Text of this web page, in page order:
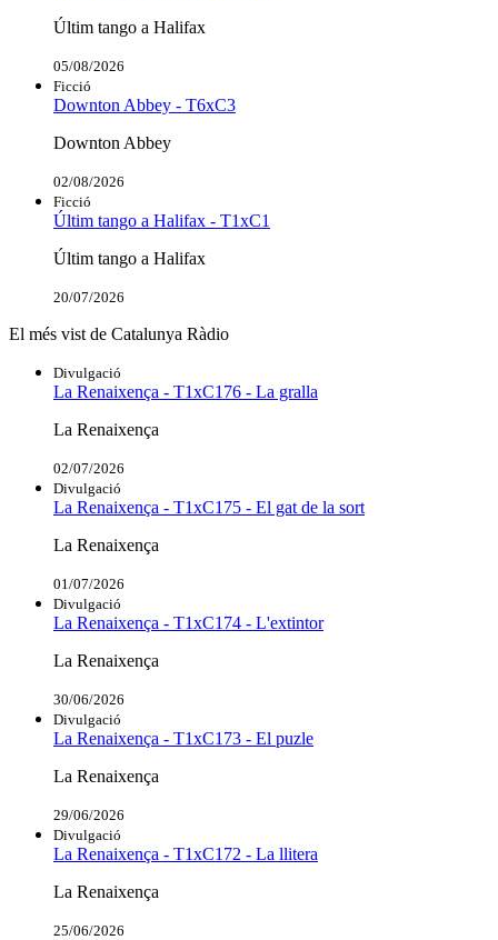
Últim tango a Halifax
05/08/2026
Ficció
Downton Abbey - T6xC3
Downton Abbey
02/08/2026
Ficció
Últim tango a Halifax - T1xC1
Últim tango a Halifax
20/07/2026
El més vist de Catalunya Ràdio
Divulgació
La Renaixença - T1xC176 - La gralla
La Renaixença
02/07/2026
Divulgació
La Renaixença - T1xC175 - El gat de la sort
La Renaixença
01/07/2026
Divulgació
La Renaixença - T1xC174 - L'extintor
La Renaixença
30/06/2026
Divulgació
La Renaixença - T1xC173 - El puzle
La Renaixença
29/06/2026
Divulgació
La Renaixença - T1xC172 - La llitera
La Renaixença
25/06/2026